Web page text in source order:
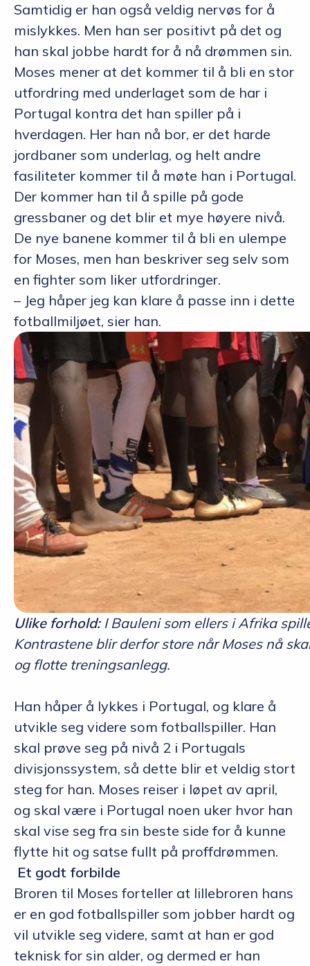
Samtidig er han også veldig nervøs for å
mislykkes. Men han ser positivt på det og
han skal jobbe hardt for å nå drømmen sin.
Moses mener at det kommer til å bli en stor
utfordring med underlaget som de har i
Portugal kontra det han spiller på i
hverdagen. Her han nå bor, er det harde
jordbaner som underlag, og helt andre
fasiliteter kommer til å møte han i Portugal.
Der kommer han til å spille på gode
gressbaner og det blir et mye høyere nivå.
De nye banene kommer til å bli en ulempe
for Moses, men han beskriver seg selv som
en fighter som liker utfordringer.
– Jeg håper jeg kan klare å passe inn i dette
fotballmiljøet, sier han.
Ulike forhold:I Bauleni som ellers i Afrika
Kontrastene blir derfor store når Moses nå
og flotte treningsanlegg.
Han håper å lykkes i Portugal, og klare å
utvikle seg videre som fotballspiller. Han
skal prøve seg på nivå 2 i Portugals
divisjonssystem, så dette blir et veldig stort
steg for han. Moses reiser i løpet av april,
og skal være i Portugal noen uker hvor han
skal vise seg fra sin beste side for å kunne
flytte hit og satse fullt på proffdrømmen.
Et godt forbilde
Broren til Moses forteller at lillebroren hans
er en god fotballspiller som jobber hardt og
vil utvikle seg videre, samt at han er god
teknisk for sin alder, og dermed er han